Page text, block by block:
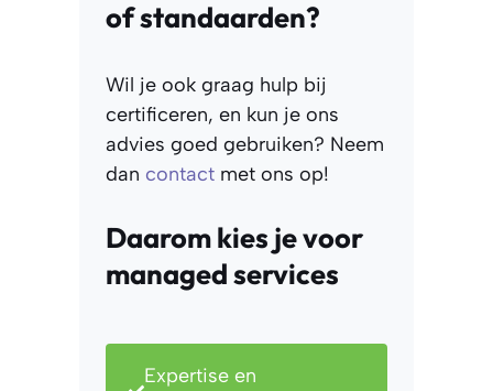
of standaarden?
Wil je ook graag hulp bij
certificeren, en kun je ons
advies goed gebruiken? Neem
dan contact met ons op!
Daarom kies je voor
managed services
Expertise en